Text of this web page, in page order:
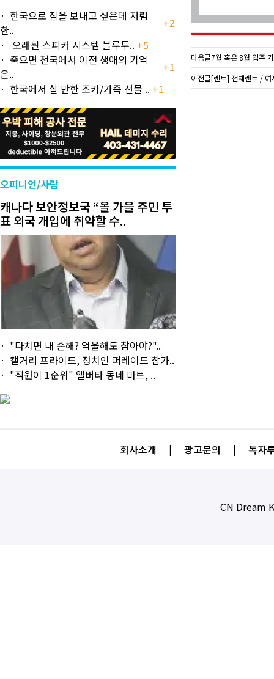
한국으로 짐을 보내고 싶은데 저렴
한..
+2
오래된 스피커 시스템 블루투.. +5
죽으면 천국에서 이전 생애의 기억
은..
+1
한국에서 살 만한 조카/가족 선물 .. +1
오피니언/사람
캐나다 보안정보국 “올 가을 주민 투
표 외국 개입에 취약할 수..
"다치면 내 손해? 억울해도 참아야?"..
캘거리 프라이드, 정치인 퍼레이드 참가..
"직원이 1순위" 앨버타 동네 마트, ..
다음글7월 혹은 8월 입주
이전글[렌트] 전체렌트 /
회사소개 | 광고문의 | 독자
CN Dream